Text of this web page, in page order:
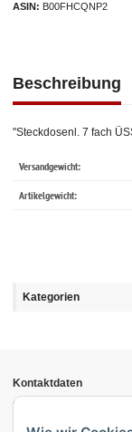
ASIN
B00FHCQNP2
Beschreibung
"Steckdosenl. 7 fach
Versandgewicht:
Artikelgewicht:
Kategorien
Kontaktdaten
Informationen
Gesetzliche